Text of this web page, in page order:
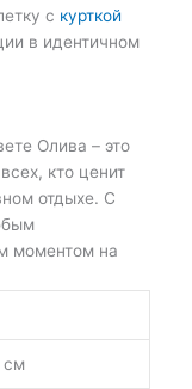
с курткой
в идентичном
Олива – это
кто ценит
отдыхе. С
моментом на
см